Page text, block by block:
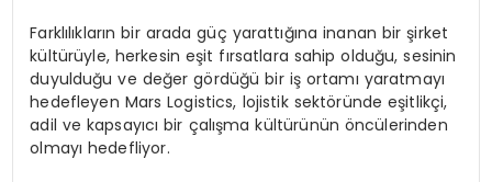
Farklılıkların bir arada güç yarattığına inanan bir şirket
kültürüyle, herkesin eşit fırsatlara sahip olduğu, sesinin
duyulduğu ve değer gördüğü bir iş ortamı yaratmayı
hedefleyen Mars Logistics, lojistik sektöründe eşitlikçi,
adil ve kapsayıcı bir çalışma kültürünün öncülerinden
olmayı hedefliyor.